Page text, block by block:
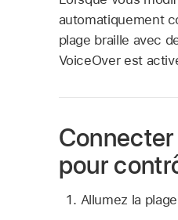
automatiquement
plage braille avec
VoiceOver est
pour
Allumez la